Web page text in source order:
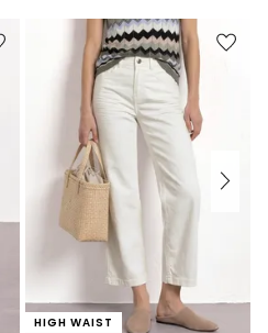
HIGH WAIST